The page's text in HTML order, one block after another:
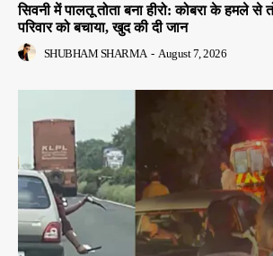
सिवनी में पालतू तोता बना हीरो: कोबरा के हमले
परिवार को बचाया, खुद की दी जान
SHUBHAM SHARMA - August 7, 2026